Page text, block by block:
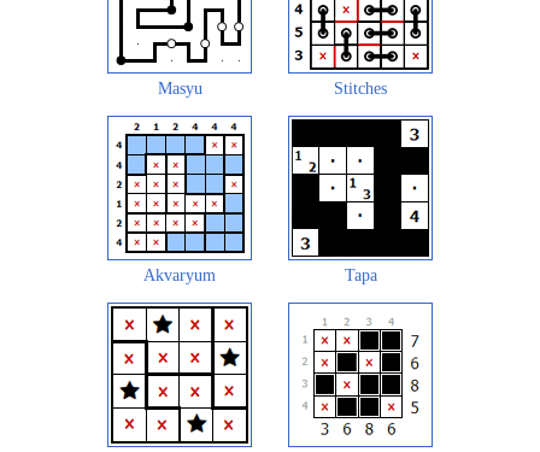
Masyu Stitches
Akvaryum Tapa